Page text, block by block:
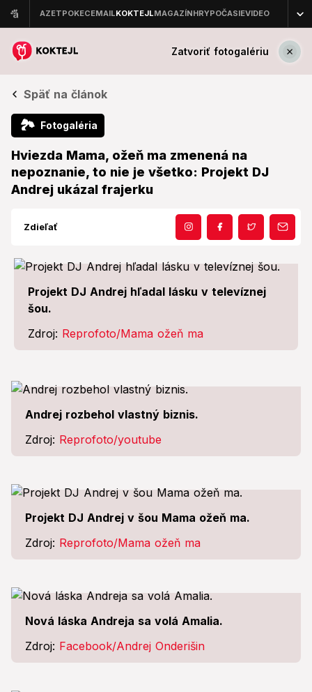
Zatvoriť fotogalériu
Späť na článok
🏞 Fotogaléria
Hviezda Mama, ožeň ma zmenená na
nepoznanie, to nie je všetko: Projekt DJ
Andrej ukázal frajerku
Zdieľať
Projekt DJ Andrej hľadal lásku v televíznej
šou.
Zdroj: Reprofoto/Mama ožeň ma
Andrej rozbehol vlastný biznis.
Zdroj: Reprofoto/youtube
Projekt DJ Andrej v šou Mama ožeň ma.
Zdroj: Reprofoto/Mama ožeň ma
Nová láska Andreja sa volá Amalia.
Zdroj: Facebook/Andrej Onderišin